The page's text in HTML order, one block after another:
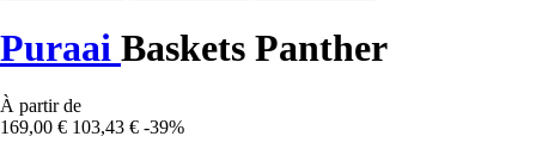
Puraai Baskets Panther
À partir de
169,00 € 103,43 € -39%